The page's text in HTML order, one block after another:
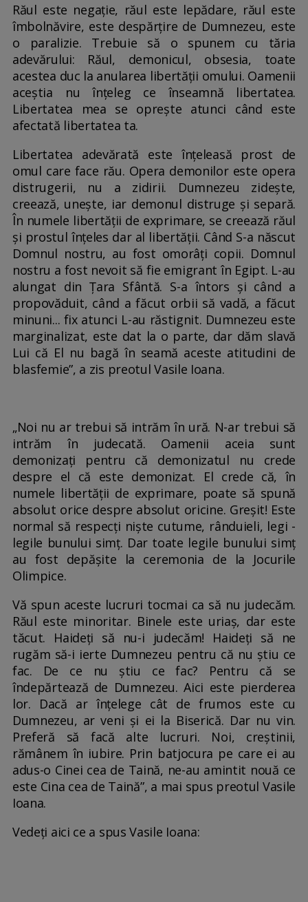
Răul este negație, răul este lepădare, răul este
îmbolnăvire, este despărțire de Dumnezeu, este
o paralizie. Trebuie să o spunem cu tăria
adevărului: Răul, demonicul, obsesia, toate
acestea duc la anularea libertății omului. Oamenii
aceștia nu înțeleg ce înseamnă libertatea.
Libertatea mea se oprește atunci când este
afectată libertatea ta.
Libertatea adevărată este înțeleasă prost de
omul care face rău. Opera demonilor este opera
distrugerii, nu a zidirii. Dumnezeu zidește,
creează, unește, iar demonul distruge și separă.
În numele libertății de exprimare, se creează răul
și prostul înțeles dar al libertății. Când S-a născut
Domnul nostru, au fost omorâți copii. Domnul
nostru a fost nevoit să fie emigrant în Egipt. L-au
alungat din Țara Sfântă. S-a întors și când a
propovăduit, când a făcut orbii să vadă, a făcut
minuni... fix atunci L-au răstignit. Dumnezeu este
marginalizat, este dat la o parte, dar dăm slavă
Lui că El nu bagă în seamă aceste atitudini de
blasfemie”, a zis preotul Vasile Ioana.
„Noi nu ar trebui să intrăm în ură. N-ar trebui să
intrăm în judecată. Oamenii aceia sunt
demonizați pentru că demonizatul nu crede
despre el că este demonizat. El crede că, în
numele libertății de exprimare, poate să spună
absolut orice despre absolut oricine. Greșit! Este
normal să respecți niște cutume, rânduieli, legi -
legile bunului simț. Dar toate legile bunului simț
au fost depășite la ceremonia de la Jocurile
Olimpice.
Vă spun aceste lucruri tocmai ca să nu judecăm.
Răul este minoritar. Binele este uriaș, dar este
tăcut. Haideți să nu-i judecăm! Haideți să ne
rugăm să-i ierte Dumnezeu pentru că nu știu ce
fac. De ce nu știu ce fac? Pentru că se
îndepărtează de Dumnezeu. Aici este pierderea
lor. Dacă ar înțelege cât de frumos este cu
Dumnezeu, ar veni și ei la Biserică. Dar nu vin.
Preferă să facă alte lucruri. Noi, creștinii,
rămânem în iubire. Prin batjocura pe care ei au
adus-o Cinei cea de Taină, ne-au amintit nouă ce
este Cina cea de Taină”, a mai spus preotul Vasile
Ioana.
Vedeți aici ce a spus Vasile Ioana: